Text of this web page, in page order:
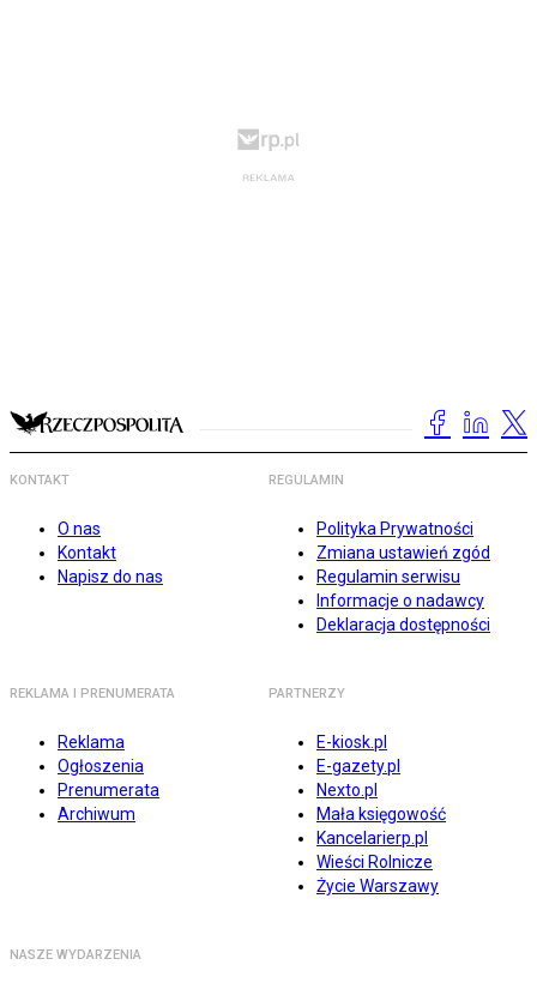
KONTAKT
O nas
Kontakt
Napisz do nas
REGULAMIN
Polityka Prywatności
Zmiana ustawień zgód
Regulamin serwisu
Informacje o nadawcy
Deklaracja dostępności
REKLAMA I PRENUMERATA
Reklama
Ogłoszenia
Prenumerata
Archiwum
PARTNERZY
E-kiosk.pl
E-gazety.pl
Nexto.pl
Mała księgowość
Kancelarierp.pl
Wieści Rolnicze
Życie Warszawy
NASZE WYDARZENIA